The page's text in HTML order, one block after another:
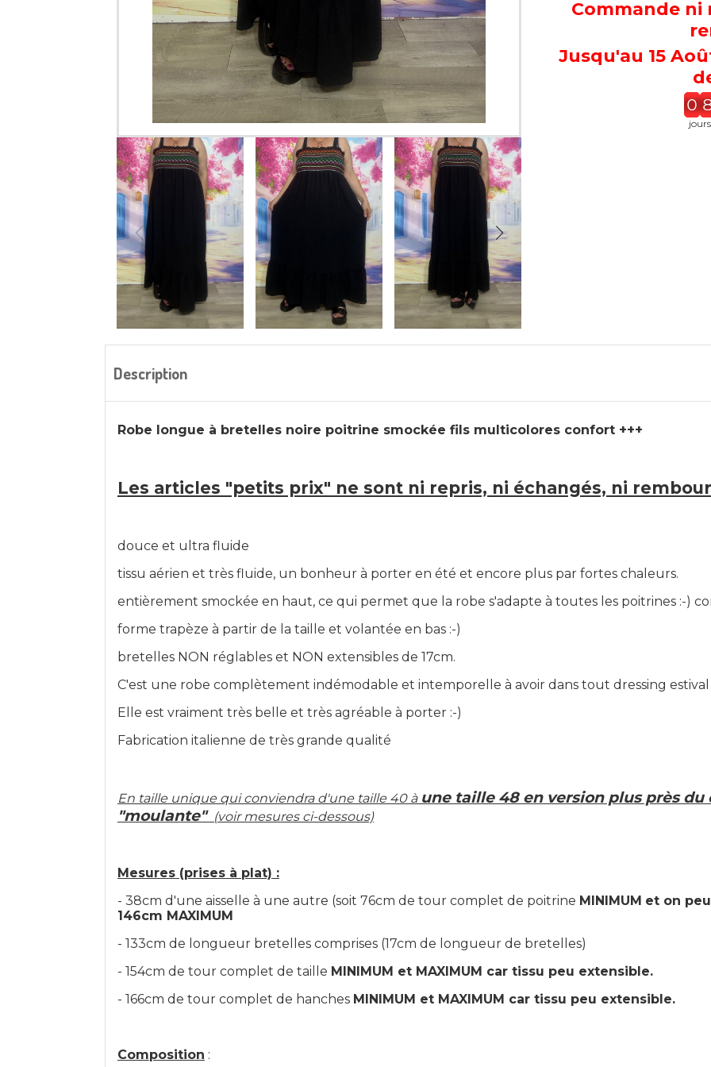
Commande ni
Jusqu'au 15
0
jours
Description
Robe longue à bretelles noire poitrine smockée fils multicolores confort +++
Les articles "petits prix" ne sont ni repris, ni échangés, ni
douce et ultra fluide
tissu aérien et très fluide, un bonheur à porter en été et encore plus par fortes chaleurs.
entièrement smockée en haut, ce qui permet que la robe s'adapte à toutes les poitrines :-)
forme trapèze à partir de la taille et volantée en bas :-)
bretelles NON réglables et NON extensibles de 17cm.
C'est une robe complètement indémodable et intemporelle à avoir dans tout dressing estival
Elle est vraiment très belle et très agréable à porter :-)
Fabrication italienne de très grande qualité
En taille unique qui conviendra d'une taille 40 à une taille 48 en version plus près du
"moulante" (voir mesures ci-dessous)
Mesures (prises à plat) :
- 38cm d'une aisselle à une autre (soit 76cm de tour complet de poitrine MINIMUM et on
146cm MAXIMUM
- 133cm de longueur bretelles comprises (17cm de longueur de bretelles)
- 154cm de tour complet de taille MINIMUM et MAXIMUM car tissu peu extensible.
- 166cm de tour complet de hanches MINIMUM et MAXIMUM car tissu peu extensible.
Composition :